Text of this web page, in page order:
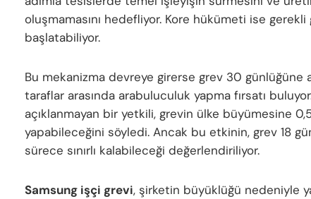
oluşmamasını hedefliyor. Kore hükümeti ise
başlatabiliyor.
Bu mekanizma devreye girerse grev 30 günlüğüne
taraflar arasında arabuluculuk yapma fırsatı
açıklanmayan bir yetkili, grevin ülke büyümesine
yapabileceğini söyledi. Ancak bu etkinin, grev 18
sürece sınırlı kalabileceği değerlendiriliyor.
Samsung işçi grevi, şirketin büyüklüğü nedeniyle